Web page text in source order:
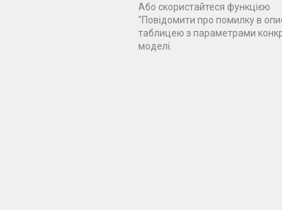
Або скористайтеся функцією
"Повідомити про помилку в
таблицею з параметрами
моделі.